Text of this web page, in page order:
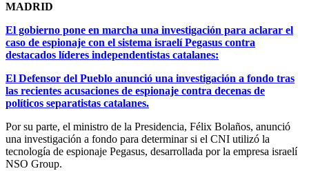
MADRID
El gobierno pone en marcha una investigación para aclarar el
caso de espionaje con el sistema israelí Pegasus contra
destacados líderes independentistas catalanes:
El Defensor del Pueblo anunció una investigación a fondo tras
las recientes acusaciones de espionaje contra decenas de
políticos separatistas catalanes.
Por su parte, el ministro de la Presidencia, Félix Bolaños, anunció
una investigación a fondo para determinar si el CNI utilizó la
tecnología de espionaje Pegasus, desarrollada por la empresa israelí
NSO Group.